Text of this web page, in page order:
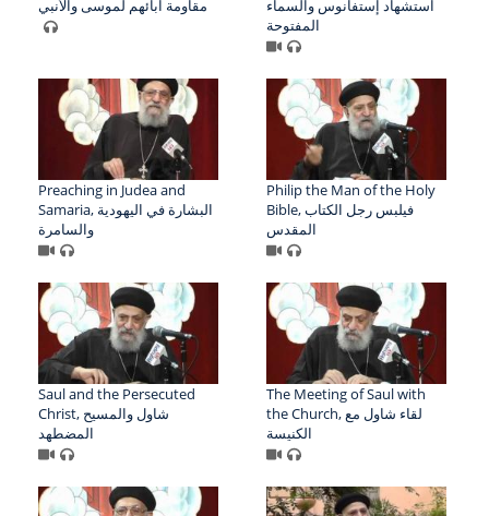
مقاومة آبائهم لموسى والأنبي
استشهاد إستفانوس والسماء
المفتوحة
Preaching in Judea and
Samaria, البشارة في اليهودية
والسامرة
Philip the Man of the Holy
Bible, فيلبس رجل الكتاب
المقدس
Saul and the Persecuted
Christ, شاول والمسيح
المضطهد
The Meeting of Saul with
the Church, لقاء شاول مع
الكنيسة